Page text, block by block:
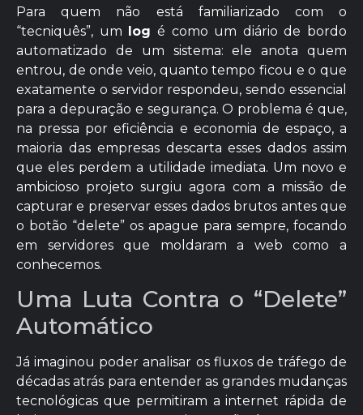
Para quem não está familiarizado com o
“tecniquês”, um log é como um diário de bordo
automatizado de um sistema: ele anota quem
entrou, de onde veio, quanto tempo ficou e o que
exatamente o servidor respondeu, sendo essencial
para a depuração e segurança. O problema é que,
na pressa por eficiência e economia de espaço, a
maioria das empresas descarta esses dados assim
que eles perdem a utilidade imediata. Um novo e
ambicioso projeto surgiu agora com a missão de
capturar e preservar esses dados brutos antes que
o botão “delete” os apague para sempre, focando
em servidores que moldaram a web como a
conhecemos.
Uma Luta Contra o “Delete”
Automático
Já imaginou poder analisar os fluxos de tráfego de
décadas atrás para entender as grandes mudanças
tecnológicas que permitiram a internet rápida de